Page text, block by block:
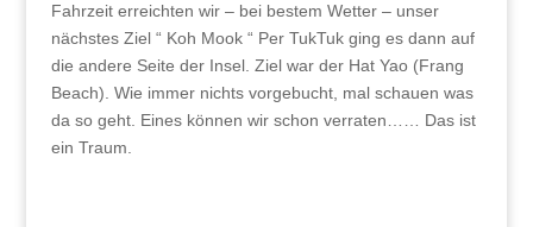
Fahrzeit erreichten wir – bei bestem Wetter – unser
nächstes Ziel “ Koh Mook “ Per TukTuk ging es dann auf
die andere Seite der Insel. Ziel war der Hat Yao (Frang
Beach). Wie immer nichts vorgebucht, mal schauen was
da so geht. Eines können wir schon verraten…… Das ist
ein Traum.